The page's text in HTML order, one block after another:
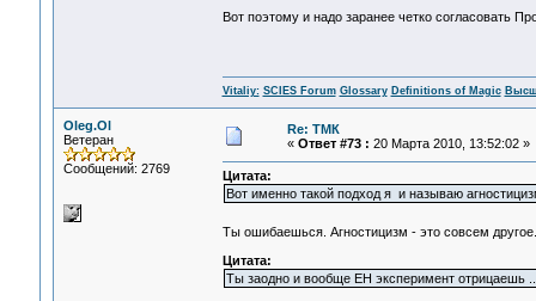
Вот поэтому и надо заранее четко согласовать
Vitaliy: SCIES Forum Glossary Definitions of Magic
Oleg.Ol
Ветеран
Сообщений: 2769
Re: ТМК
« Ответ #73 : 20 Марта 2010, 13:52:02 »
Цитата:
Вот именно такой подход я и называю
Ты ошибаешься. Агностицизм - это совсем
Цитата:
Ты заодно и вообще ЕН эксперимент отрицаешь